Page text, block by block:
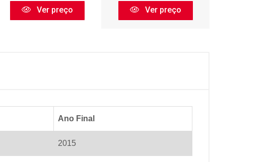
Ver preço Ver preço
Ano Final
2015